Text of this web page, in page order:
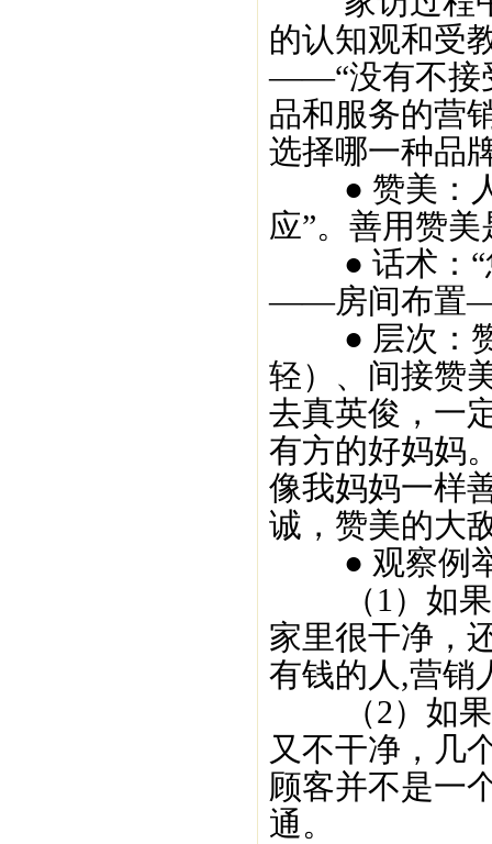
的认知观和受
——“没有不接
品和服务的营
选择哪一种品
● 赞美：人
应”。善用赞
● 话术：“您
——房间布置
● 层次：赞
轻）、间接赞
去真英俊，一
有方的好妈妈
像我妈妈一样
诚，赞美的大
● 观察例
（1）如果
家里很干净，
有钱的人,营销
（2）如果
又不干净，几
顾客并不是一
通。